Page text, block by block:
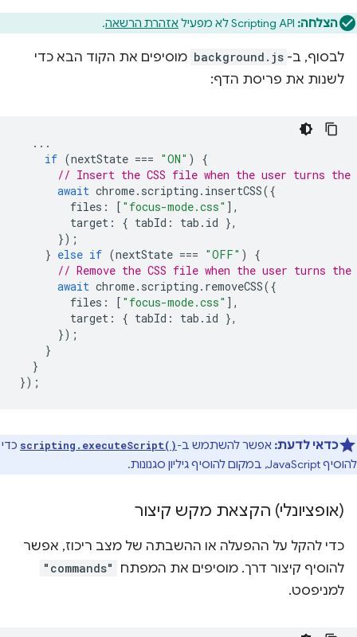
הצלחה: אזהרת הרשאה.
לבסוף, ב- background.js מוסיפים את הקוד הבא כדי
לשנות את פריסת הדף:
...
if (nextState === "ON" )
{
// Insert the CSS file when the user turns the
await chrome. scripting . insertCSS({
files : [ "focus-mode.css" ],
target : { tabId : tab . id },
});
} else if (nextState === "OFF" )
{
// Remove the CSS file when the user turns
await chrome. scripting . removeCSS({
files : [ "focus-mode.css" ],
target : { tabId : tab . id },
});
}
}
});
כדאי לדעת: אפשר להשתמש ב-scripting.executeScript() כדי
להוסיף JavaScript, במקום להוסיף גיליון סגנונות.
(אופציונלי) הקצאת מקש קיצור
כדי להקל על ההפעלה או ההשבתה של מצב ריכוז, אפשר
להוסיף קיצור דרך. מוסיפים את המפתח
"commands"
למניפסט.